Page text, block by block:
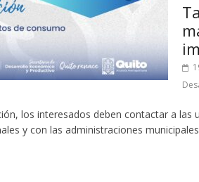
los interesados deben contactar a las
y con las administraciones